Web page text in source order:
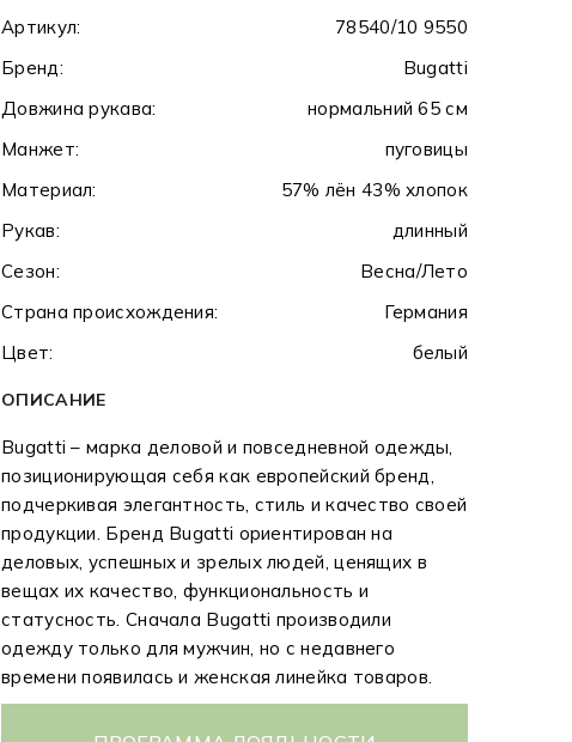
Артикул:
78540/10 9550
Бренд:
Bugatti
Довжина рукава:
нормальний 65 см
Манжет:
пуговицы
Материал:
57% лён 43% хлопок
Рукав:
длинный
Сезон:
Весна/Лето
Страна происхождения:
Германия
Цвет:
белый
ОПИСАНИЕ
Bugatti – марка деловой и повседневной одежды,
позиционирующая себя как европейский бренд,
подчеркивая элегантность, стиль и качество своей
продукции. Бренд Bugatti ориентирован на
деловых, успешных и зрелых людей, ценящих в
вещах их качество, функциональность и
статусность. Сначала Bugatti производили
одежду только для мужчин, но с недавнего
времени появилась и женская линейка товаров.